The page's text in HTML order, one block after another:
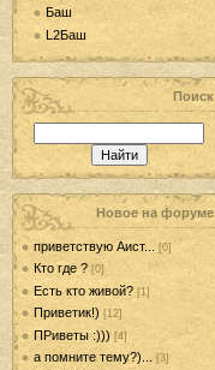
Баш
L2Баш
Поиск
Новое на форуме
приветствую Аист... [0]
Кто где ? [0]
Есть кто живой? [1]
Приветик!) [12]
ПРиветы :))) [4]
а помните тему?)... [3]